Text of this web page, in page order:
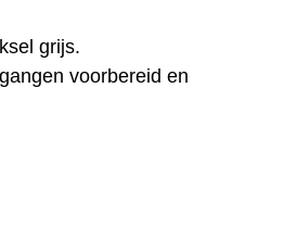
grijs.
voorbereid en